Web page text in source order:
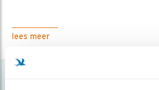
lees meer